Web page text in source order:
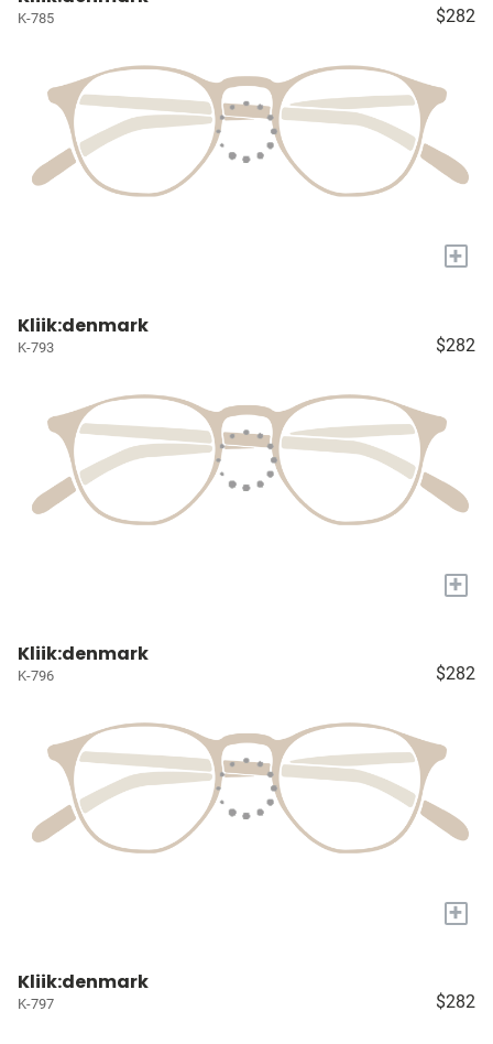
K-785 $282
+
Kliik:denmark
K-793 $282
+
Kliik:denmark
K-796 $282
+
Kliik:denmark
K-797 $282